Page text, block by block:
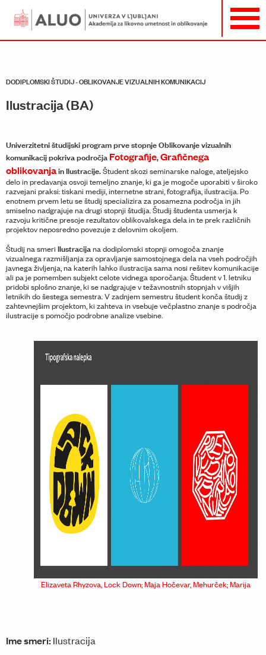
DODIPLOMSKI ŠTUDIJ - OBLIKOVANJE VIZUALNIH KOMUNIKACIJ
Ilustracija (BA)
Univerzitetni študijski program prve stopnje Oblikovanje vizualnih
komunikacij pokriva področja Fotografije,Grafičnega
oblikovanjain Ilustracije.Študent skozi seminarske naloge, ateljejsko
delo in predavanja osvoji temeljno znanje, ki ga je mogoče uporabiti v široko
razvejani praksi: tiskani mediji, internetne strani, fotografija, ilustracija. Po
enotnem prvem letu se študij specializira za posamezna področja in jih
smiselno nadgrajuje na drugi stopnji študija. Študij študenta usmerja k
razvoju kritične presoje rezultatov oblikovalskega dela in te prek različnih
projektov neposredno povezuje z delovnim okoljem.
Študij na smeri Ilustracijana dodiplomski stopnji omogoča znanje
vizualnega razmišljanja za opravljanje samostojnega dela na vseh po­dročjih
javnega življenja, na katerih lahko ilustracija sama nosi rešitev komunikacije
ali pa je pomemben subjekt celote vidnega sporočanja. Študent v 1. letniku
pridobi splošno znanje, ki se nadgrajuje v težavnostnih stopnjah v višjih
letnikih do šestega semestra. V zadnjem semestru študent konča študij z
zahtevnejšim projektom, ki zahteva in vsebuje večplastno znanje s področja
ilustracije s pomočjo podrobne analize vsebine.
Elizaveta Rhyzova, Lock Down; Maja Hočevar, Mehurček; Marija
Ime smeri: Ilustracija